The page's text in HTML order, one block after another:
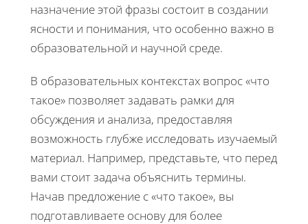
назначение этой фразы состоит в создании
ясности и понимания, что особенно важно в
образовательной и научной среде.
В образовательных контекстах вопрос «что
такое» позволяет задавать рамки для
обсуждения и анализа, предоставляя
возможность глубже исследовать изучаемый
материал. Например, представьте, что перед
вами стоит задача объяснить термины.
Начав предложение с «что такое», вы
подготавливаете основу для более